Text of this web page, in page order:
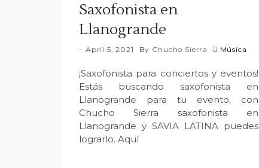
Saxofonista en
Llanogrande
April 5, 2021 By Chucho Sierra Música
¡Saxofonista para conciertos y eventos!
Estás buscando saxofonista en
Llanogrande para tu evento, con
Chucho Sierra saxofonista en
Llanogrande y SAVIA LATINA puedes
lograrlo. Aquí